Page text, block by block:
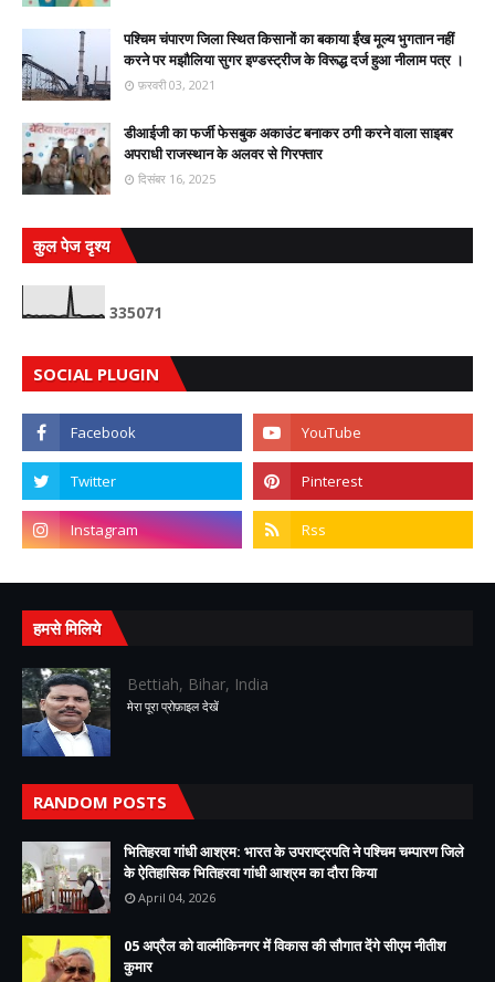
पश्चिम चंपारण जिला स्थित किसानों का बकाया ईंख मूल्य भुगतान नहीं
करने पर मझौलिया सुगर इण्डस्ट्रीज के विरूद्ध दर्ज हुआ नीलाम पत्र ।
फ़रवरी 03, 2021
डीआईजी का फर्जी फेसबुक अकाउंट बनाकर ठगी करने वाला साइबर
अपराधी राजस्थान के अलवर से गिरफ्तार
दिसंबर 16, 2025
कुल पेज दृश्य
335071
SOCIAL PLUGIN
हमसे मिलिये
Bettiah, Bihar, India
मेरा पूरा प्रोफ़ाइल देखें
RANDOM POSTS
भितिहरवा गांधी आश्रम: भारत के उपराष्ट्रपति ने पश्चिम चम्पारण जिले
के ऐतिहासिक भितिहरवा गांधी आश्रम का दौरा किया
April 04, 2026
05 अप्रैल को वाल्मीकिनगर में विकास की सौगात देंगे सीएम नीतीश
कुमार